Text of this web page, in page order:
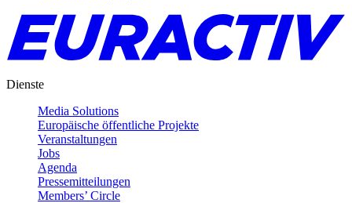
Dienste
Media Solutions
Europäische öffentliche Projekte
Veranstaltungen
Jobs
Agenda
Pressemitteilungen
Members’ Circle